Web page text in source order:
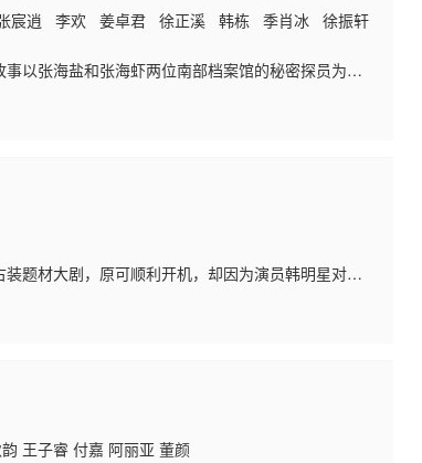
宸逍 李欢 姜卓君 徐正溪 韩栋 季肖冰 徐振轩
以张海盐和张海虾两位南部档案馆的秘密探员为主
利用剧毒植物“黄昏草”散播的阴谋。在调查过程中，
题材大剧，原可顺利开机，却因为演员韩明星对剧
力的她，意外卡进了自己的剧本，变身花垣城地位
王子睿 付嘉 阿丽亚 董颜